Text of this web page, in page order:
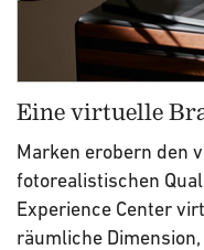
Eine virtuelle
Marken erobern den
fotorealistischen
Experience Center
räumliche